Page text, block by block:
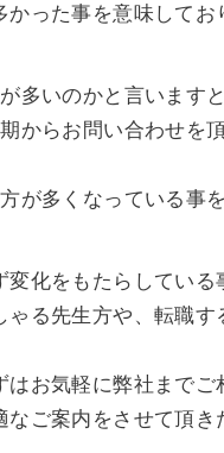
った事を意味してお
多いのかと言います
からお問い合わせを
が多くなっている事
化をもたらしている
る先生方や、転職
お気軽に弊社までご
ご案内をさせて頂き